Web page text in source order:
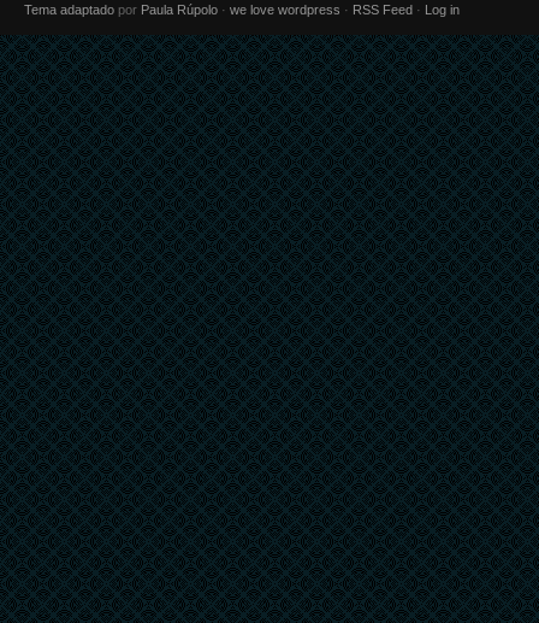
Tema adaptado por Paula Rúpolo · we love wordpress · RSS Feed · Log in